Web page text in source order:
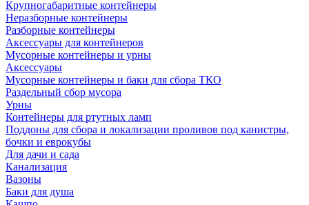
Крупногабаритные контейнеры
Неразборные контейнеры
Разборные контейнеры
Аксессуары для контейнеров
Мусорные контейнеры и урны
Аксессуары
Мусорные контейнеры и баки для сбора ТКО
Раздельный сбор мусора
Урны
Контейнеры для ртутных ламп
Поддоны для сбора и локализации проливов под канистры,
бочки и еврокубы
Для дачи и сада
Канализация
Вазоны
Баки для душа